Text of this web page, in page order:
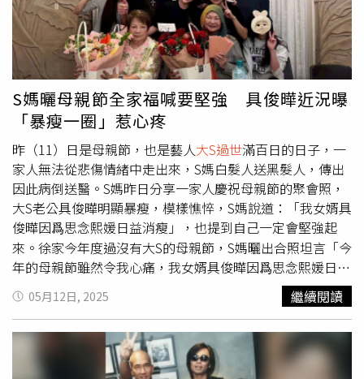
S媽曬母親節全家福喊要堅強 具俊曄近況曝
「暴瘦一圈」惹心疼
昨（11）日是母親節，也是藝人大S過世滿百日的日子，一
家人無法從悲傷情緒中走出來，S媽白髮人送黑髮人，傳出
因此病倒送醫。S媽昨日分享一家人慶祝母親節的聚會照，
大S老公具俊曄明顯暴瘦，模樣憔悴，S媽說道：「我女婿具
俊曄因爲思念熙媛日益消瘦」，也提到自己一定會堅強起
來。徐家今年度過沒有大S的母親節，S媽曬出合照坦言「今
年的母親節雖然令我心痛，我女婿具俊曄因爲思念熙媛日益
消瘦，還有女婿Mike每次貼心的安排，我還有2個兩個孝順
的女兒。」S媽提到，因為自己跟小S說：「我好想再聽一次
珊珊祝我母親節快樂！」小S便請同事做了大S的AI影片給
她。S媽表示，看到有這麼多藝人、民眾朋友，都思念著熙
媛，並送給她那麼多的祝福，「我真的很感謝大家，我一定
05月12日, 2025 繼續閱讀